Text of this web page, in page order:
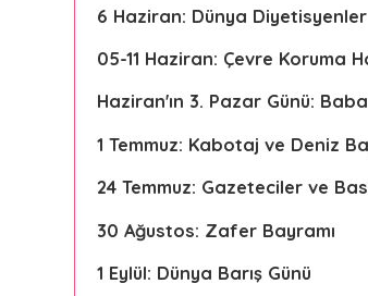
6 Haziran: Dünya Diyetisyenler
05-11 Haziran: Çevre Koruma
Haziran'ın 3. Pazar Günü:
1 Temmuz: Kabotaj ve Deniz
24 Temmuz: Gazeteciler ve
30 Ağustos: Zafer Bayramı
1 Eylül: Dünya Barış Günü